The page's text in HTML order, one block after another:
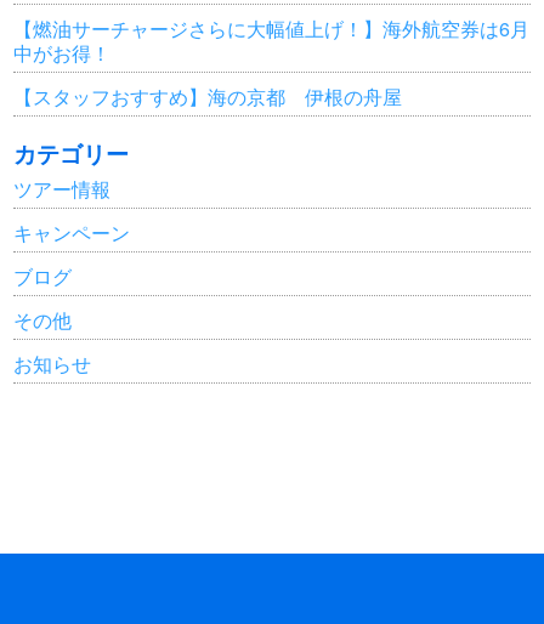
【燃油サーチャージさらに大幅値上げ！】海外航空券は6月
中がお得！
【スタッフおすすめ】海の京都 伊根の舟屋
カテゴリー
ツアー情報
キャンペーン
ブログ
その他
お知らせ